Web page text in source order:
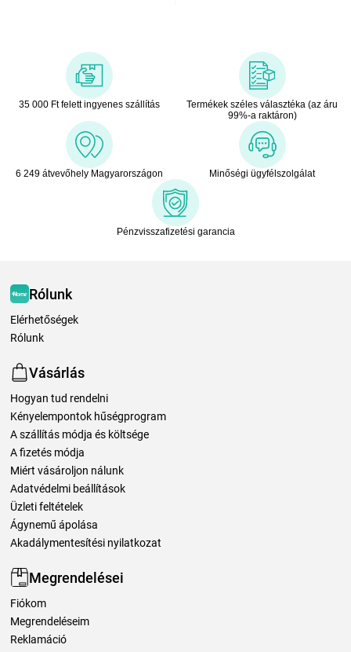
35 000 Ft felett ingyenes szállítás
Termékek széles választéka (az áru
99%-a raktáron)
6 249 átvevőhely Magyarországon Minőségi ügyfélszolgálat
Pénzvisszafizetési garancia
Rólunk
Elérhetőségek
Rólunk
Vásárlás
Hogyan tud rendelni
Kényelempontok hűségprogram
A szállítás módja és költsége
A fizetés módja
Miért vásároljon nálunk
Adatvédelmi beállítások
Üzleti feltételek
Ágynemű ápolása
Akadálymentesítési nyilatkozat
Megrendelései
Fiókom
Megrendeléseim
Reklamáció